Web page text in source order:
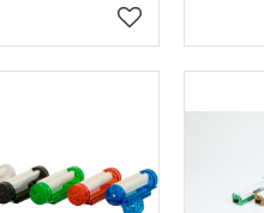
Lägg till i favoriter